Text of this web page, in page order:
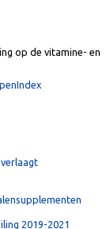
substitutie én
toegevoegde
als
zal de komende
in het
op de vitamine-